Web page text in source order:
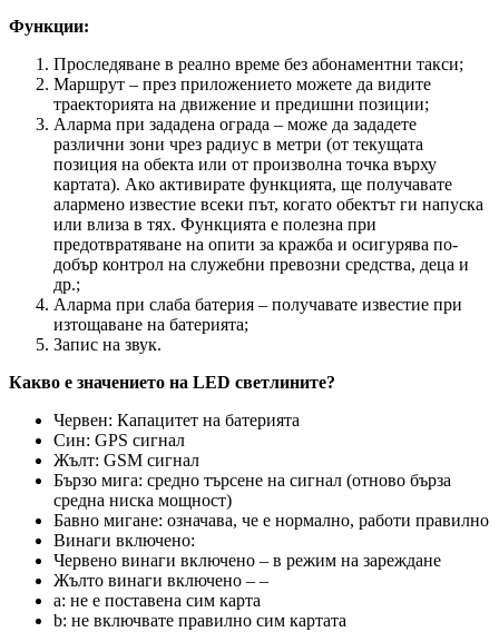
Функции:
Проследяване в реално време без абонаментни такси;
Маршрут – през приложението можете да видите
траекторията на движение и предишни позиции;
Аларма при зададена ограда – може да зададете
различни зони чрез радиус в метри (от текущата
позиция на обекта или от произволна точка върху
картата). Ако активирате функцията, ще получавате
алармено известие всеки път, когато обектът ги напуска
или влиза в тях. Функцията е полезна при
предотвратяване на опити за кражба и осигурява по-
добър контрол на служебни превозни средства, деца и
др.;
Аларма при слаба батерия – получавате известие при
изтощаване на батерията;
Запис на звук.
Какво е значението на LED светлините?
Червен: Капацитет на батерията
Син: GPS сигнал
Жълт: GSM сигнал
Бързо мига: средно търсене на сигнал (отново бърза
средна ниска мощност)
Бавно мигане: означава, че е нормално, работи правилно
Винаги включено:
Червено винаги включено – в режим на зареждане
Жълто винаги включено – –
a: не е поставена сим карта
b: не включвате правилно сим картата